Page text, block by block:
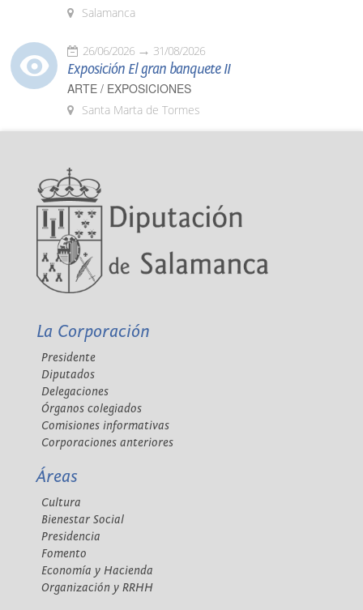
Salamanca
26/06/2026 31/08/2026
Exposición El gran banquete II
ARTE / EXPOSICIONES
Santa Marta de Tormes
La Corporación
Presidente
Diputados
Delegaciones
Órganos colegiados
Comisiones informativas
Corporaciones anteriores
Áreas
Cultura
Bienestar Social
Presidencia
Fomento
Economía y Hacienda
Organización y RRHH